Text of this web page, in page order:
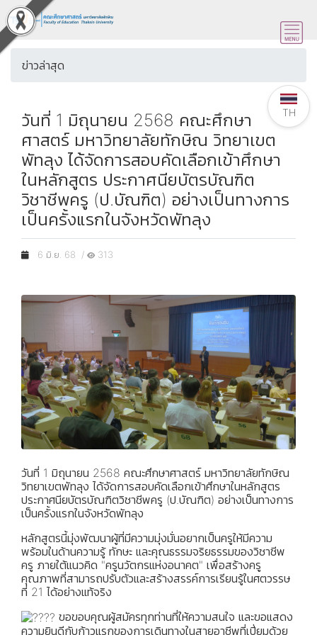
ข่าวล่าสุด
วันที่ 1 มิถุนายน 2568 คณะศึกษา
ศาสตร์ มหาวิทยาลัยทักษิณ วิทยาเขต
พัทลุง ได้จัดการสอบคัดเลือกเข้าศึกษา
ในหลักสูตร ประกาศนียบัตรบัณฑิต
วิชาชีพครู (ป.บัณฑิต) อย่างเป็นทางการ
เป็นครั้งแรกในจังหวัดพัทลุง
6 มิ.ย. 68 / 313
วันที่ 1 มิถุนายน 2568 คณะศึกษาศาสตร์ มหาวิทยาลัยทักษิณ
วิทยาเขตพัทลุง ได้จัดการสอบคัดเลือกเข้าศึกษาในหลักสูตร
ประกาศนียบัตรบัณฑิตวิชาชีพครู (ป.บัณฑิต) อย่างเป็นทางการ
เป็นครั้งแรกในจังหวัดพัทลุง
หลักสูตรนี้มุ่งพัฒนาผู้ที่มีความมุ่งมั่นอยากเป็นครูให้มีความ
พร้อมในด้านความรู้ ทักษะ และคุณธรรมจริยธรรมของวิชาชีพ
ครู ภายใต้แนวคิด "ครูนวัตกรแห่งอนาคต" เพื่อสร้างครู
คุณภาพที่สามารถปรับตัวและสร้างสรรค์การเรียนรู้ในศตวรรษ
ที่ 21 ได้อย่างแท้จริง
ขอขอบคุณผู้สมัครทุกท่านที่ให้ความสนใจ และขอแสดง
ความยินดีกับก้าวแรกของการเดินทางในสายอาชีพที่เปี่ยมด้วย
TH